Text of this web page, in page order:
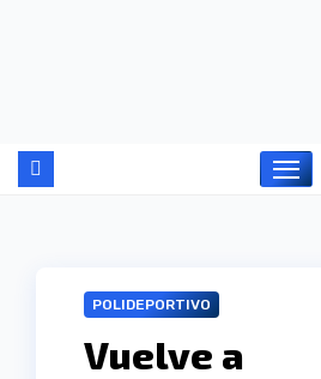
POLIDEPORTIVO
Vuelve a